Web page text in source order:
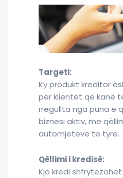
Targeti:
Ky produkt kreditor
për klientët që kanë
rregullta nga puna e
biznesi aktiv, me
automjeteve të tyre.
Qëllimi i kredisë:
Kjo kredi